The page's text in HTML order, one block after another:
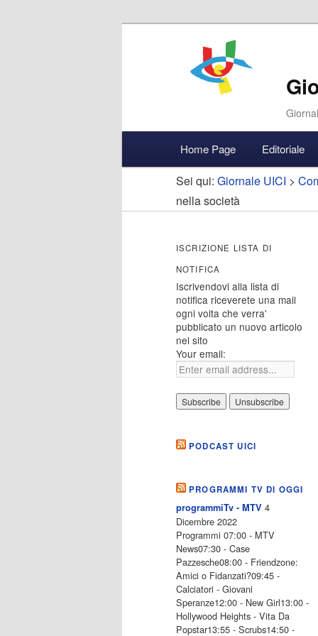
Vai
al
principale
Vai
al
secondario
Accedi
Home Page Editoriale
Sei qui: Giornale UICI >
nella società
ISCRIZIONE LISTA DI
NOTIFICA
Iscrivendovi alla lista di
notifica riceverete una mail
ogni volta che verra'
pubblicato un nuovo articolo
nel sito
Your email:
PODCAST UICI
PROGRAMMI TV DI OGGI
programmiTv - MTV 4
Dicembre 2022
Programmi 07:00 - MTV
News07:30 - Case
Pazzesche08:00 - Friendzone:
Amici o Fidanzati?09:45 -
Calciatori - Giovani
Speranze12:00 - New Girl13:00 -
Hollywood Heights - Vita Da
Popstar13:55 - Scrubs14:50 -